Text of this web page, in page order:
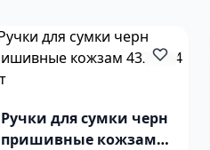
Ручки для сумки черн
пришивные кожзам